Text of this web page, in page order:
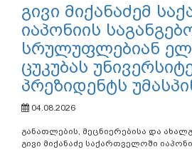
გივი მიქანაძემ
იაპონიის
სრულუფლებიან
ცუკუბას
პრეზიდენტს
04.08.2026
განათლების, მეცნიერებისა და
გივი მიქანაძე საქართველოში